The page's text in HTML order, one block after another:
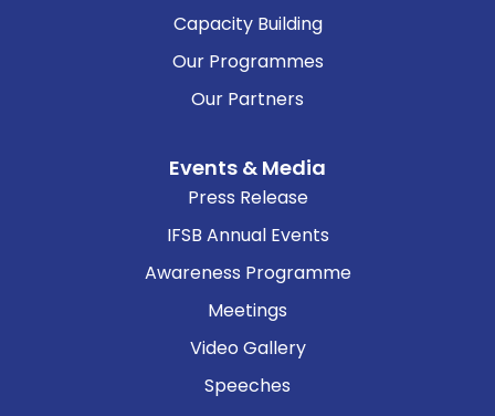
Capacity Building
Our Programmes
Our Partners
Events & Media
Press Release
IFSB Annual Events
Awareness Programme
Meetings
Video Gallery
Speeches